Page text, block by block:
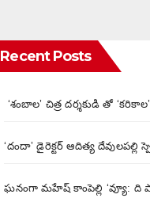
Recent Posts
‘శంబాల’ చిత్ర దర్శకుడి తో
‘దందా’ డైరెక్ట‌ర్ ఆదిత్య దేవులపల్లి
ఘనంగా మహేష్ కాంపెల్లి ‘వ్యూ: ది